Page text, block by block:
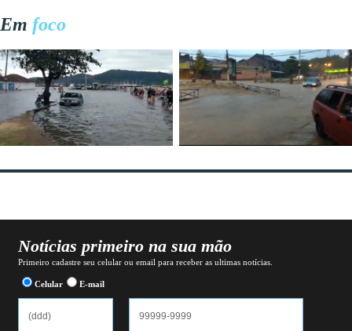
Em foco
Notícias primeiro na sua mão
Primeiro cadastre seu celular ou email para receber as ultimas notícias.
Celular E-mail